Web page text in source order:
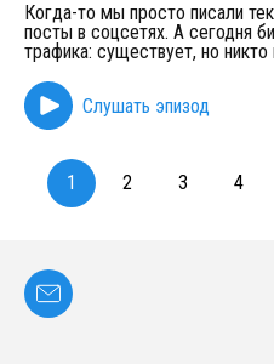
Когда-то мы просто писали
посты в соцсетях. А сегодня
трафика: существует, но никто
Слушать эпизод
1 2 3 4